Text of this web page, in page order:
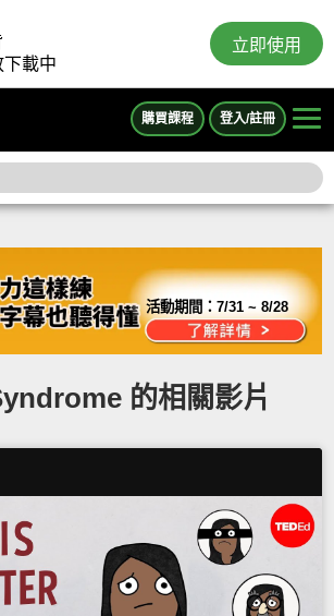
載中
立即使用
購買課程 登入/註冊
活動期間：7/31 ~ 8/28
的相關影片